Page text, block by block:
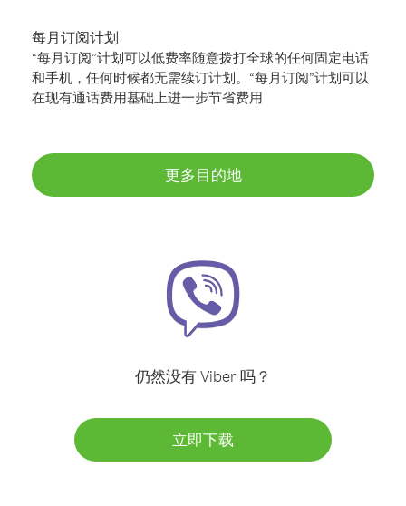
每月订阅计划
“每月订阅”计划可以低费率随意拨打全球的任何固定电话
和手机，任何时候都无需续订计划。“每月订阅”计划可以
在现有通话费用基础上进一步节省费用
更多目的地
仍然没有 Viber 吗？
立即下载